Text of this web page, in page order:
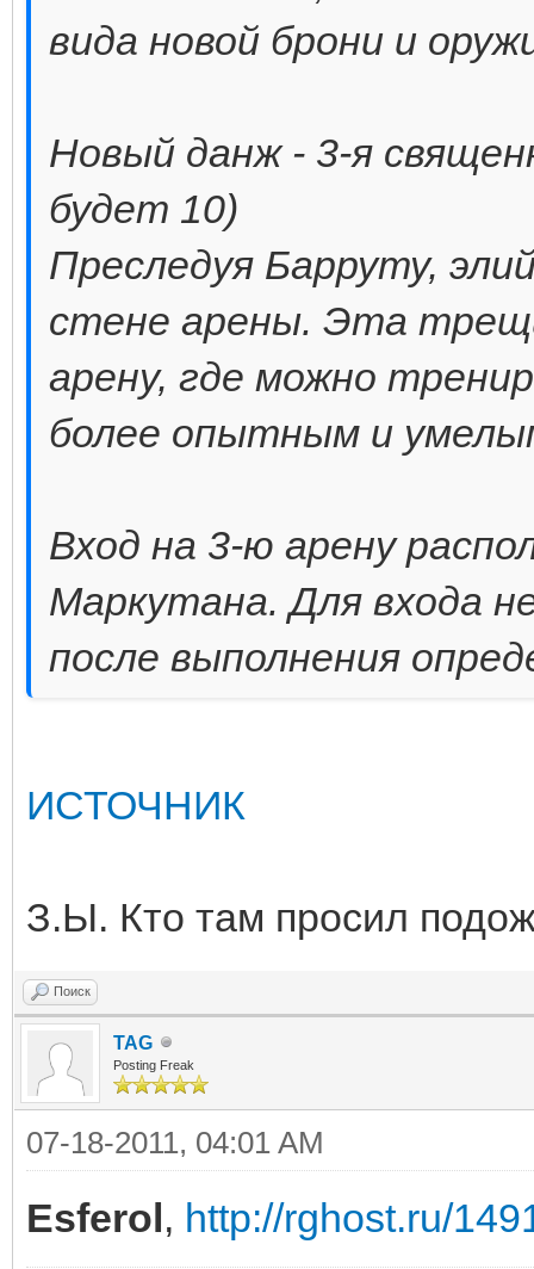
вида новой брони и
Новый данж - 3-я
будет 10)
Преследуя Барруту,
стене арены. Эта
арену, где можно
более опытным и
Вход на 3-ю арену
Маркутана. Для входа
после выполнения
ИСТОЧНИК
З.Ы. Кто там просил
Поиск
TAG
Posting Freak
07-18-2011, 04:01 AM
Esferol, http://rghost.ru/